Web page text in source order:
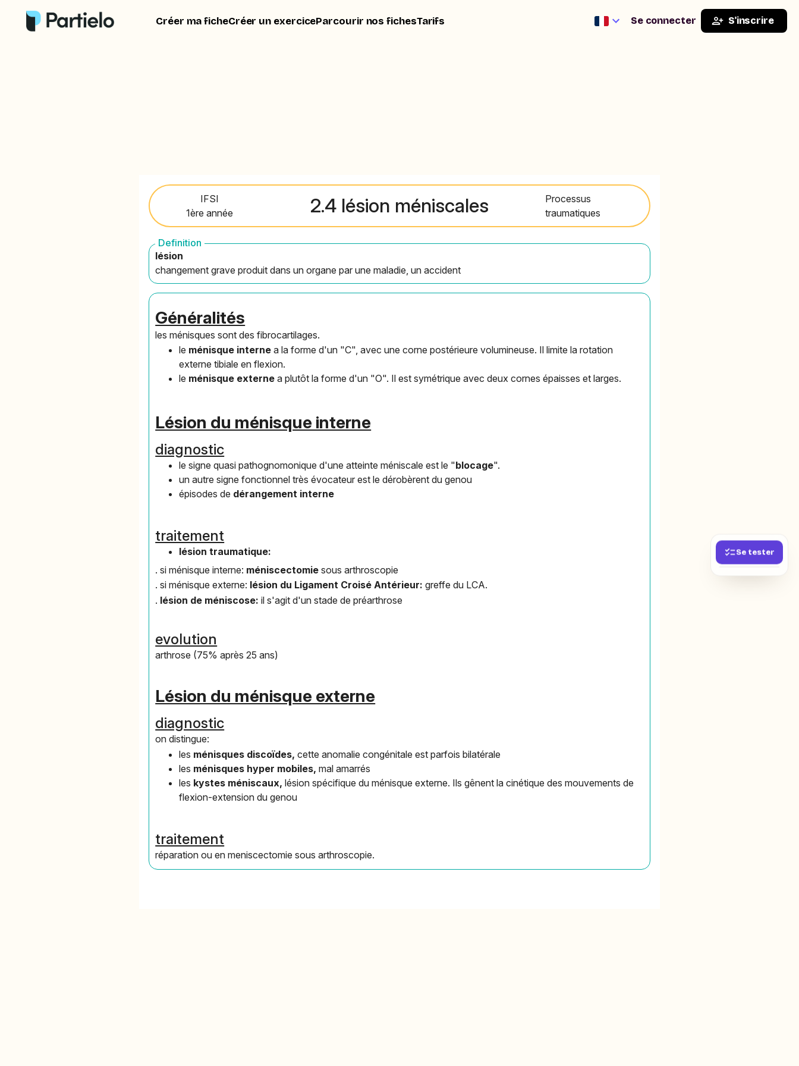
Créer ma ficheCréer un exerciceParcourir nos fichesTarifs Se connecter S'inscrire
Se tester
IFSI
1ère année
2.4 lésion méniscales
Processus
traumatiques
Definition
lésion
changement grave produit dans un organe par une maladie, un accident
Généralités
les ménisques sont des fibrocartilages.
le ménisque internea la forme d'un "C", avec une corne postérieure volumineuse. Il limite la rotation
externe tibiale en flexion.
le ménisque externea plutôt la forme d'un "O". Il est symétrique avec deux cornes épaisses et larges.
Lésion du ménisque interne
diagnostic
le signe quasi pathognomonique d'une atteinte méniscale est le "blocage".
un autre signe fonctionnel très évocateur est le dérobèrent du genou
épisodes de dérangement interne
traitement
lésion traumatique:
. si ménisque interne: méniscectomiesous arthroscopie
. si ménisque externe: lésion du Ligament Croisé Antérieur:greffe du LCA.
. lésion de méniscose:il s'agit d'un stade de préarthrose
evolution
arthrose (75% après 25 ans)
Lésion du ménisque externe
diagnostic
on distingue:
les ménisques discoïdes,cette anomalie congénitale est parfois bilatérale
les ménisques hyper mobiles,mal amarrés
les kystes méniscaux,lésion spécifique du ménisque externe. Ils gênent la cinétique des mouvements de
flexion-extension du genou
traitement
réparation ou en meniscectomie sous arthroscopie.